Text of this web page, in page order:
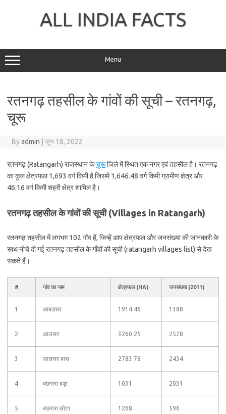
ALL INDIA FACTS
Menu
रतनगढ़ तहसील के गांवों की सूची – रतनगढ़,
चूरू
Byadmin जून 18, 2022
रतनगढ़ (Ratangarh) राजस्थान केचूरूजिले में स्थित एक नगर एवं तहसील है। रतनगढ़
का कुल क्षेत्रफल 1,693 वर्ग किमी है जिसमें 1,646.48 वर्ग किमी ग्रामीण क्षेत्र और
46.16 वर्ग किमी शहरी क्षेत्र शामिल है।
रतनगढ़ तहसील के गांवों की सूची (Villages in Ratangarh)
रतनगढ़ तहसील में लगभग 102 गाँव हैं, जिन्हें आप क्षेत्रफल और जनसंख्या की जानकारी के
साथ नीचे दी गई रतनगढ़ तहसील के गाँवों की सूची (ratangarh villages list) से देख
सकते हैं।
# गांव का नाम क्षेत्रफल (HA) जनसंख्या (2011)
1 आबडसर 1914.46 1388
2 आलसर 3260.25 2528
3 आलसर बास 2783.78 2434
4 बछरारा बड़ा 1031 2031
5 बछरारा छोटा 1268 596